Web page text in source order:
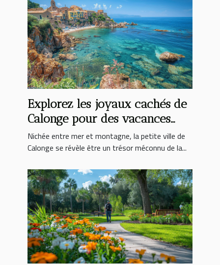
Explorez les joyaux cachés de
Calonge pour des vacances
inoubliables
Nichée entre mer et montagne, la petite ville de
Calonge se révèle être un trésor méconnu de la...